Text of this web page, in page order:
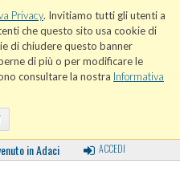
Privacy. Invitiamo tutti gli utenti a
che questo sito usa cookie di
di chiudere questo banner
di più o per modificare le
consultare la nostra Informativa
in Adaci ACCEDI